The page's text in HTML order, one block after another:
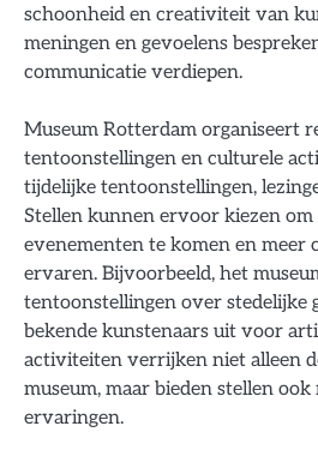
schoonheid en creativiteit van
meningen en gevoelens
communicatie verdiepen.
Museum Rotterdam organiseert
tentoonstellingen en culturele
tijdelijke tentoonstellingen,
Stellen kunnen ervoor kiezen om
evenementen te komen en meer
ervaren. Bijvoorbeeld, het
tentoonstellingen over stedelijke
bekende kunstenaars uit voor
activiteiten verrijken niet alleen
museum, maar bieden stellen
ervaringen.